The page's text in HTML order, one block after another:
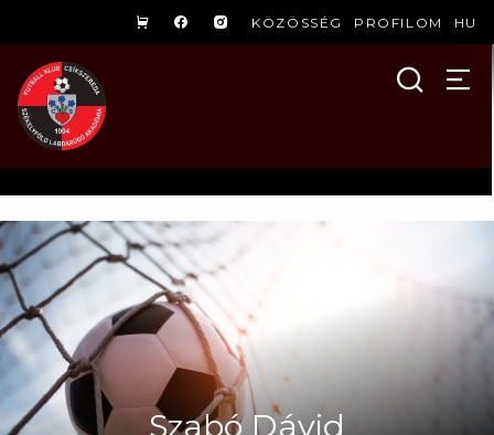
KÖZÖSSÉG PROFILOM HU
Szabó Dávid